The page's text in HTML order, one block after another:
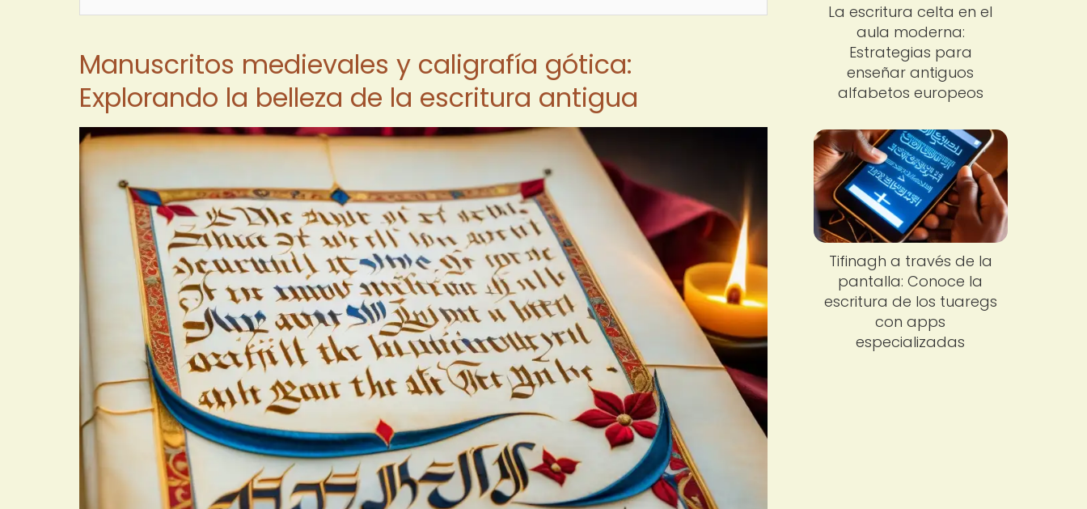
Manuscritos medievales y caligrafía gótica:
Explorando la belleza de la escritura antigua
La escritura celta en el
aula moderna:
Estrategias para
enseñar antiguos
alfabetos europeos
Tifinagh a través de la
pantalla: Conoce la
escritura de los tuaregs
con apps
especializadas